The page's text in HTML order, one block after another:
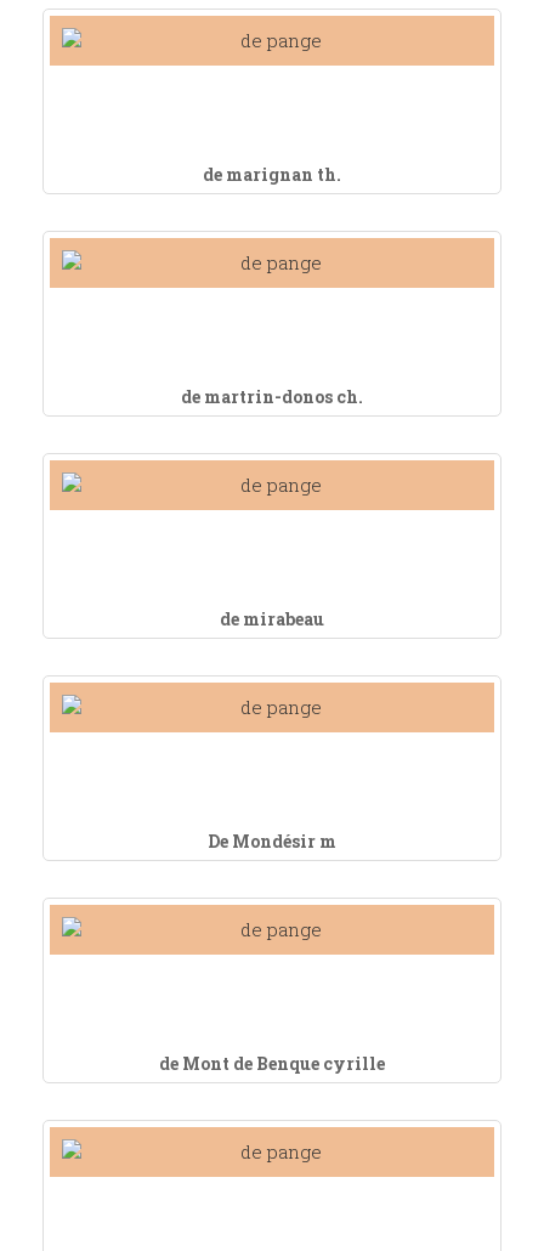
de marignan th.
de martrin-donos ch.
de mirabeau
De Mondésir m
de Mont de Benque cyrille